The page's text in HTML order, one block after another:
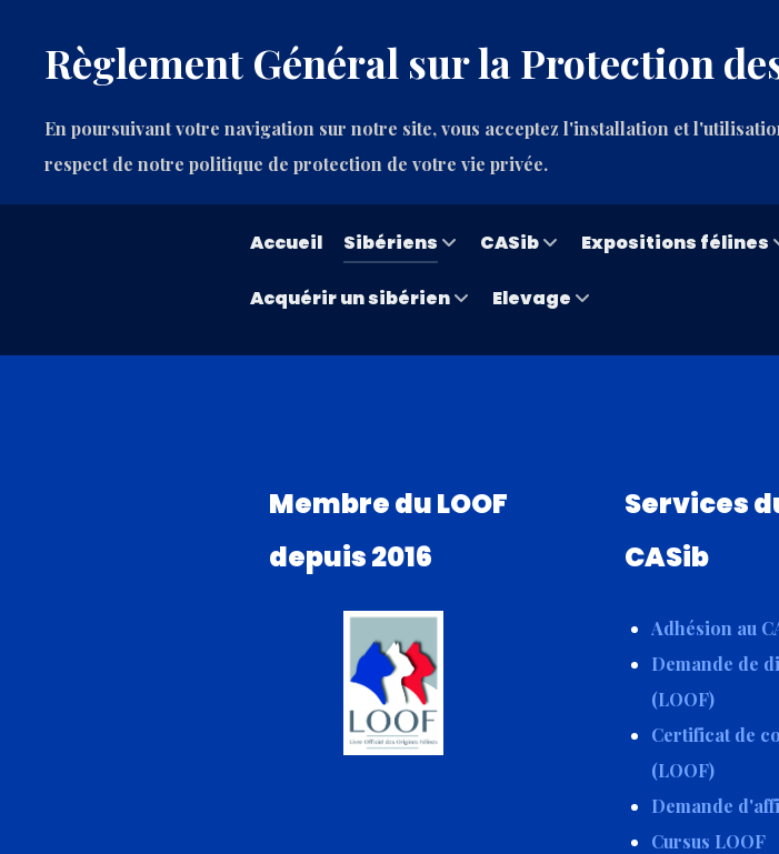
Accueil Sibériens CASib Expositions félines
Acquérir un sibérien Elevage
Membre du LOOF
depuis 2016
Services
CASib
Adhésion au
Demande de
(LOOF)
Certificat de
(LOOF)
Demande
Cursus LOOF
Règlement Général sur la Protection
En poursuivant votre navigation sur notre site, vous acceptez l'installation et
respect de notre politique de protection de votre vie privée.